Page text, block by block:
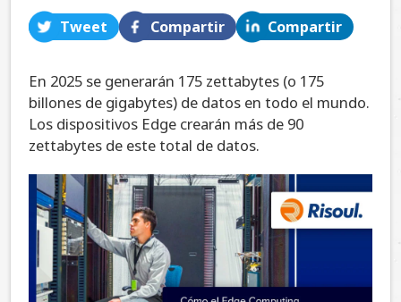
Tweet Compartir Compartir
En 2025 se generarán 175 zettabytes (o 175
billones de gigabytes) de datos en todo el mundo.
Los dispositivos Edge crearán más de 90
zettabytes de este total de datos.